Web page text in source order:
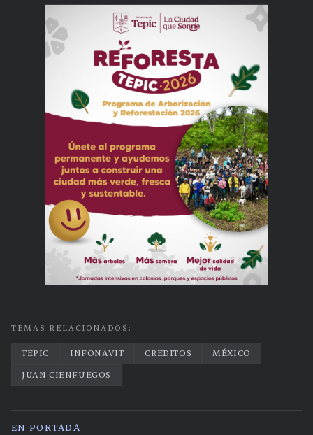
TEMAS RELACIONADOS:
TEPIC INFONAVIT CREDITOS
MÉXICO
JUAN CIENFUEGOS
EN PORTADA